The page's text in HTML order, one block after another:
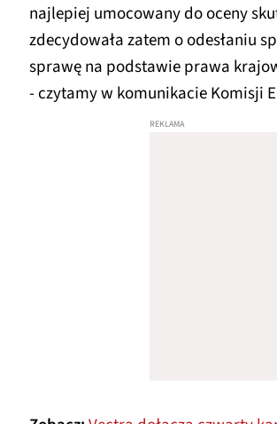
najlepiej umocowany do oceny
zdecydowała zatem o odesłaniu
sprawę na podstawie prawa
- czytamy w komunikacie Komisji